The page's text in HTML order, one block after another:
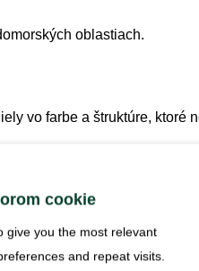
oblastiach.
vo farbe a štruktúre, ktoré
sa pevne uchytila.
zvierat.
cookie
give you the most relevant
and repeat visits.